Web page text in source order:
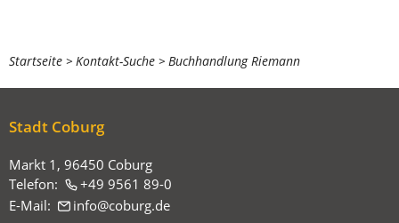
Sie
befinden
sich
Startseite Kontakt-Suche Buchhandlung Riemann
Stadt Coburg
Markt 1, 96450 Coburg
Telefon:
+49 9561 89-0
E-Mail:
info coburg de